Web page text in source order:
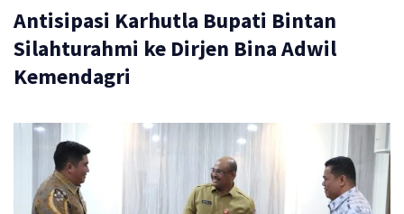
Antisipasi Karhutla Bupati Bintan
Silahturahmi ke Dirjen Bina Adwil
Kemendagri